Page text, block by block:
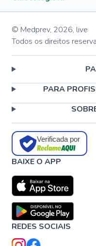
© Medprev, 2026, live
Todos os direitos
PARA
Verificada por
BAIXE O APP
REDES SOCIAIS